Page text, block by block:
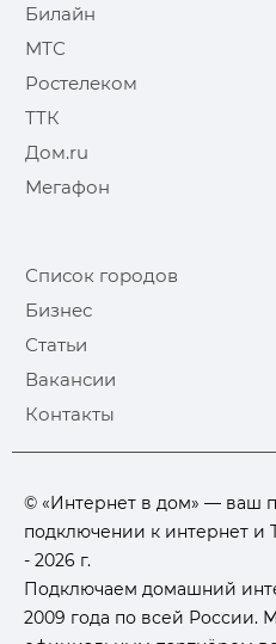
Билайн
МТС
Ростелеком
ТТК
Дом.ru
Мегафон
Список городов
Бизнес
Статьи
Вакансии
Контакты
© «Интернет в дом» — ваш
подключении к интернет и
- 2026 г.
Подключаем домашний
2009 года по всей России.